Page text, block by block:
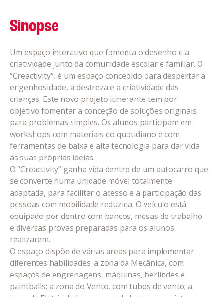
Sinopse
Um espaço interativo que fomenta o desenho e a
criatividade junto da comunidade escolar e familiar. O
“Creactivity”, é um espaço concebido para despertar a
engenhosidade, a destreza e a criatividade das
crianças. Este novo projeto itinerante tem por
objetivo fomentar a conceção de soluções originais
para problemas simples. Os alunos participam em
workshops com materiais do quotidiano e com
ferramentas de baixa e alta tecnologia para dar vida
às suas próprias ideias.
O “Creactivity” ganha vida dentro de um autocarro que
se converte numa unidade móvel totalmente
adaptada, para facilitar o acesso e a participação das
pessoas com mobilidade reduzida. O veículo está
equipado por dentro com bancos, mesas de trabalho
e diversas provas preparadas para os alunos
realizarem.
O espaço dispõe de várias áreas para implementar
diferentes habilidades: a zona da Mecânica, com
espaços de engrenagens, máquinas, berlindes e
paintballs; a zona do Vento, com tubos de vento; a